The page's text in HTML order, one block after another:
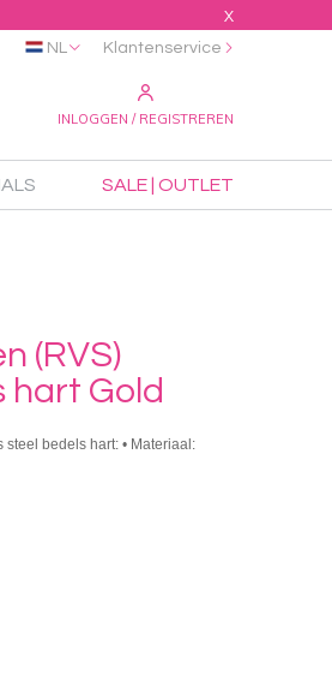
X
INLOGGEN / REGISTREREN
NL Klantenservice
SALE | OUTLET
(RVS)
hart Gold
bedels hart: • Materiaal: